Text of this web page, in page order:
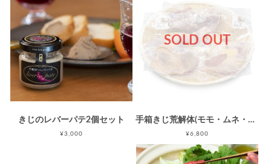
きじのレバーパテ2個セット
¥3,000
SOLD OUT
手箱きじ荒解体(モモ・ムネ・ガラ)
¥6,800